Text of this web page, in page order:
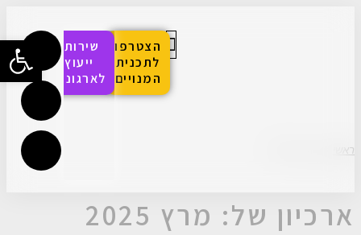
הצטרפו
לתכנית
המנויים
שירותי
ייעוץ
לארגונים
ראשי
ארכיון של: מרץ 2025
פתח